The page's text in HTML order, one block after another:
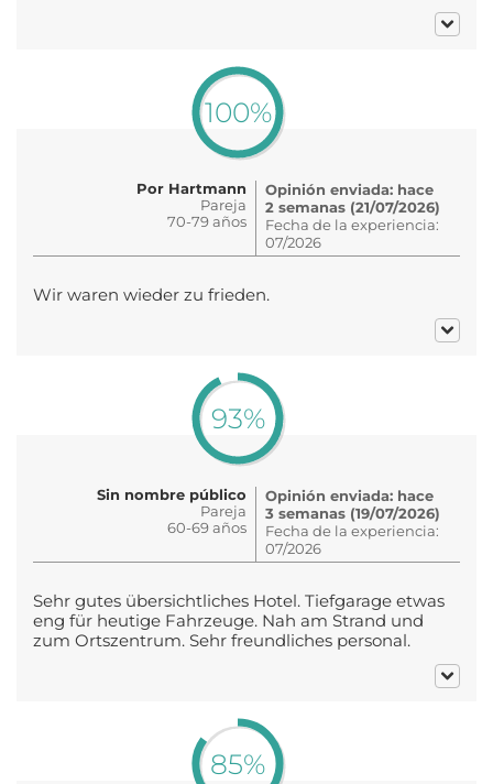
100%
Por Hartmann
Pareja
70-79 años
Opinión enviada: hace
2 semanas (21/07/2026)
Fecha de la experiencia:
07/2026
Wir waren wieder zu frieden.
93%
Sin nombre público
Pareja
60-69 años
Opinión enviada: hace
3 semanas (19/07/2026)
Fecha de la experiencia:
07/2026
Sehr gutes übersichtliches Hotel. Tiefgarage etwas
eng für heutige Fahrzeuge. Nah am Strand und
zum Ortszentrum. Sehr freundliches personal.
85%